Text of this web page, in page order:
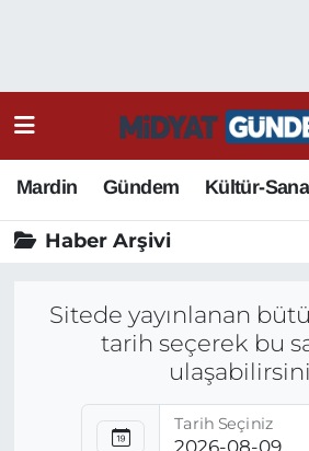
Mardin Gündem Kültür-
Haber Arşivi
Sitede yayınlanan
tarih seçerek bu
Tarih Seçiniz